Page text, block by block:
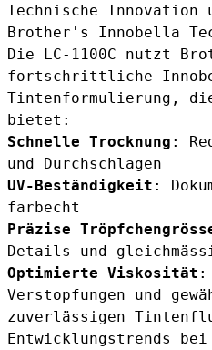
Technische Innovation
Brother's Innobella
Die LC-1100C nutzt
fortschrittliche
Tintenformulierung,
bietet:
Schnelle Trocknung :
und Durchschlagen
UV-Beständigkeit :
farbecht
Präzise
Details und
Optimierte Viskosität :
Verstopfungen und
zuverlässigen
Entwicklungstrends